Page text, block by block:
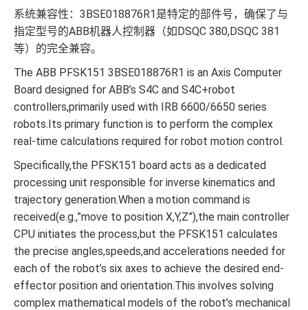
系统兼容性：3BSE018876R1是特定的部件号，确保了与
指定型号的ABB机器人控制器（如DSQC 380,DSQC 381
等）的完全兼容。
The ABB PFSK151 3BSE018876R1 is an Axis Computer
Board designed for ABB’s S4C and S4C+robot
controllers,primarily used with IRB 6600/6650 series
robots.Its primary function is to perform the complex
real-time calculations required for robot motion control.
Specifically,the PFSK151 board acts as a dedicated
processing unit responsible for inverse kinematics and
trajectory generation.When a motion command is
received(e.g.,”move to position X,Y,Z”),the main controller
CPU initiates the process,but the PFSK151 calculates
the precise angles,speeds,and accelerations needed for
each of the robot’s six axes to achieve the desired end-
effector position and orientation.This involves solving
complex mathematical models of the robot’s mechanical